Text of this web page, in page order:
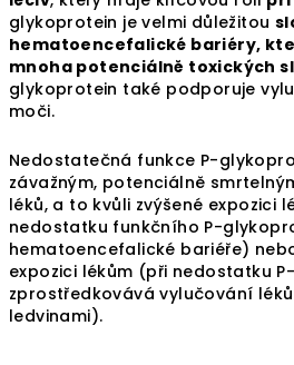
glykoprotein je velmi důležitou
hematoencefalické bariéry,
mnoha potenciálně toxických
glykoprotein také podporuje
moči.
Nedostatečná funkce P-
závažným, potenciálně
léků, a to kvůli zvýšené expozici
nedostatku funkčního P-
hematoencefalické bariéře)
expozici lékům (při nedostatku
zprostředkovává vylučování
ledvinami).